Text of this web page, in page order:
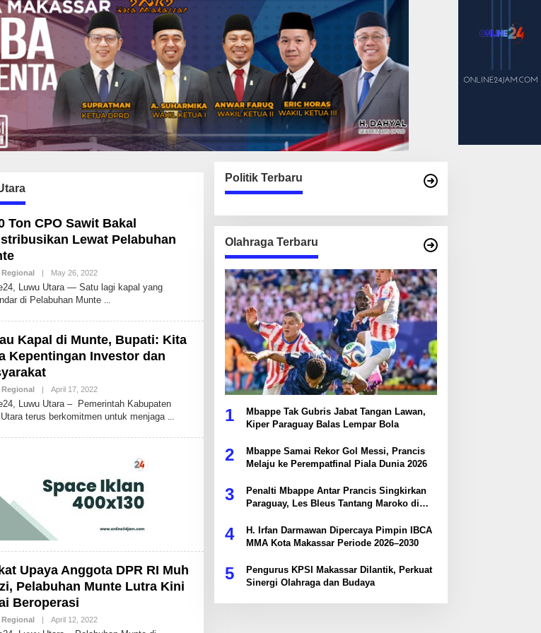
Ton CPO Sawit Bakal
Lewat Pelabuhan
Regional | May 26, 2022B
Y
A
N
H
K
A
I
I
S
D
Luwu Utara — Satu lagi kapal yang
di Pelabuhan Munte
Kapal di Munte, Bupati: Kita
Kepentingan Investor dan
Regional | April 17, 2022B
A
N
H
R
I
B
Luwu Utara – Pemerintah Kabupaten
terus berkomitmen untuk menjaga
Upaya Anggota DPR RI Muh
Pelabuhan Munte Lutra Kini
Beroperasi
Regional | April 12, 2022B
Politik Terbaru
Olahraga Terbaru
1
Mbappe Tak Gubris Jabat Tangan Lawan,
Kiper Paraguay Balas Lempar Bola
2
Mbappe Samai Rekor Gol Messi, Prancis
Melaju ke Perempatfinal Piala Dunia 2026
3
Penalti Mbappe Antar Prancis Singkirkan
Paraguay, Les Bleus Tantang Maroko di
4
H. Irfan Darmawan Dipercaya Pimpin IBCA
MMA Kota Makassar Periode 2026–2030
5
Pengurus KPSI Makassar Dilantik, Perkuat
Sinergi Olahraga dan Budaya